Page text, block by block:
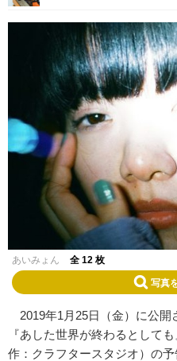
あいみょん 全 12 枚
写真
2019年1月25日（金）に公開
『あした世界が終わるとして
作：クラフタースタジオ）の